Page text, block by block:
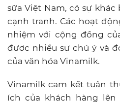
sữa Việt Nam, có sự
cạnh tranh. Các hoạt
nhiệm với cộng đồng
được nhiều sự chú ý và
của văn hóa Vinamilk.
Vinamilk cam kết tuân
ích của khách hàng lên